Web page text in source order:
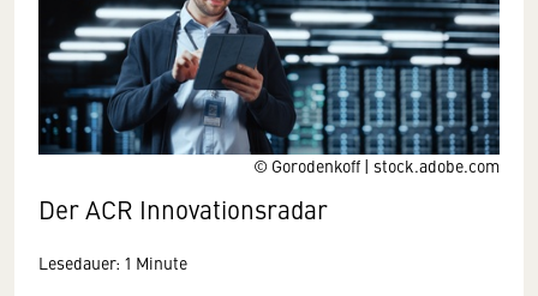
© Gorodenkoff | stock.adobe.com
Der ACR Innovationsradar
Lesedauer: 1 Minute